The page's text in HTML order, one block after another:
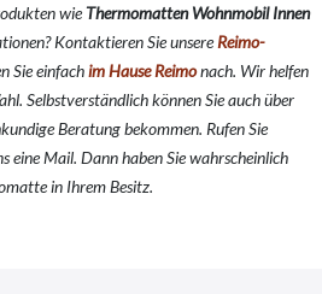
wieThermomatten Wohnmobil Innen
Kontaktieren Sie unsereReimo-
Sie einfachim Hause Reimonach. Wir helfen
Selbstverständlich können Sie auch über
Beratung bekommen. Rufen Sie
eine Mail. Dann haben Sie wahrscheinlich
in Ihrem Besitz.